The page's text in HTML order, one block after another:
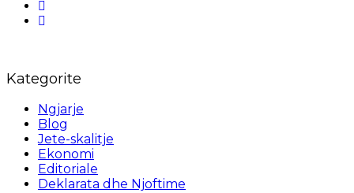
Kategorite
Ngjarje
Blog
Jete-skalitje
Ekonomi
Editoriale
Deklarata dhe Njoftime